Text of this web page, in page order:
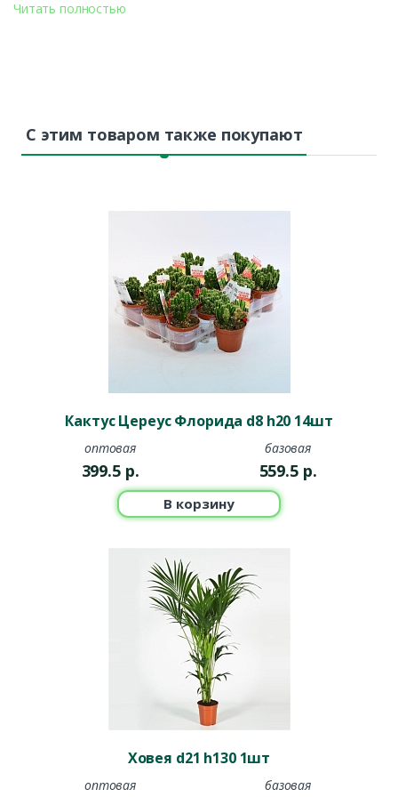
Стильные и современные кашпо для тех, кто ценит
Прочные и лёгкие кашпо с разнообразными расцветками.
Отличаются универсальностью и подходят для размещения
как в помещении, так и на улице.
получать необходимое количество влаги, что особенно
удобно для занятых людей.
Кашпо Prosperplast
Отличный вариант для любителей прочных и
пластика, устойчивого к перепадам температур и внешним
Немецкое качество и стильный дизайн. Эти кашпо
отличаются разнообразием форм и расцветок, а также
высокими эксплуатационными характеристиками.
Виды кашпо по материалу
Керамические кашпо
Читать полностью
С этим товаром также покупают
Кактус Цереус Флорида d8 h20 14шт
оптовая
399.5 р.
базовая
559.5 р.
В корзину
Ховея d21 h130 1шт
оптовая базовая